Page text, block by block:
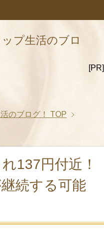
プ生活のブロ
[PR]
のブログ！
TOP
137円付近！
続する可能